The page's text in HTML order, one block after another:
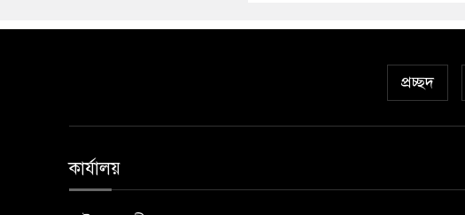
প্রচ্ছদ
কার্যালয়